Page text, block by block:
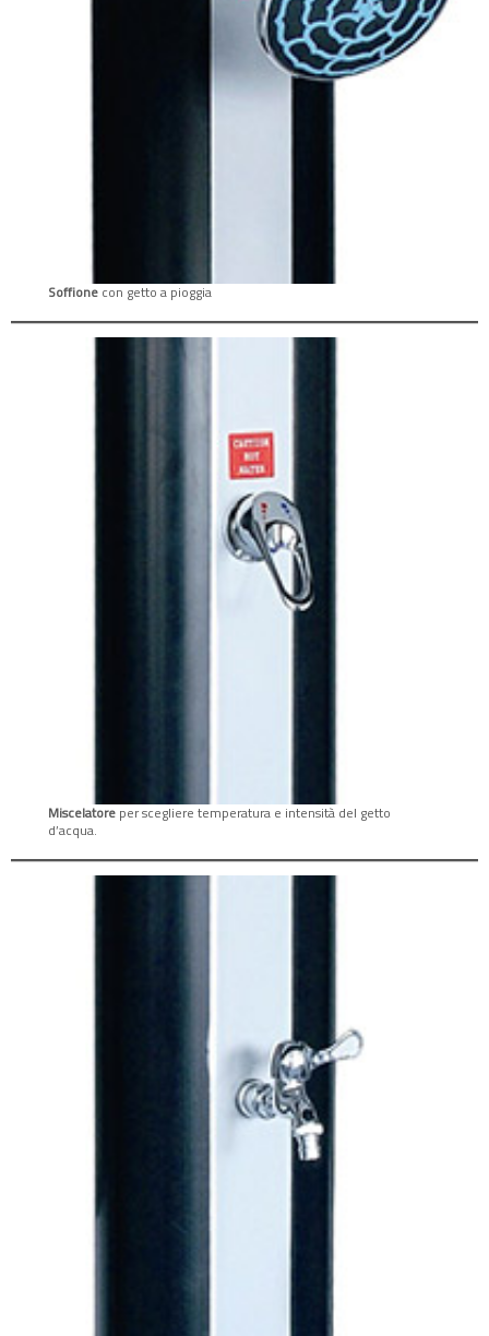
Soffione con getto a pioggia
Miscelatore per scegliere temperatura e intensità del getto
d’acqua.